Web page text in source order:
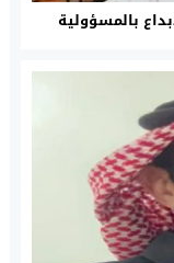
بالمسؤولية